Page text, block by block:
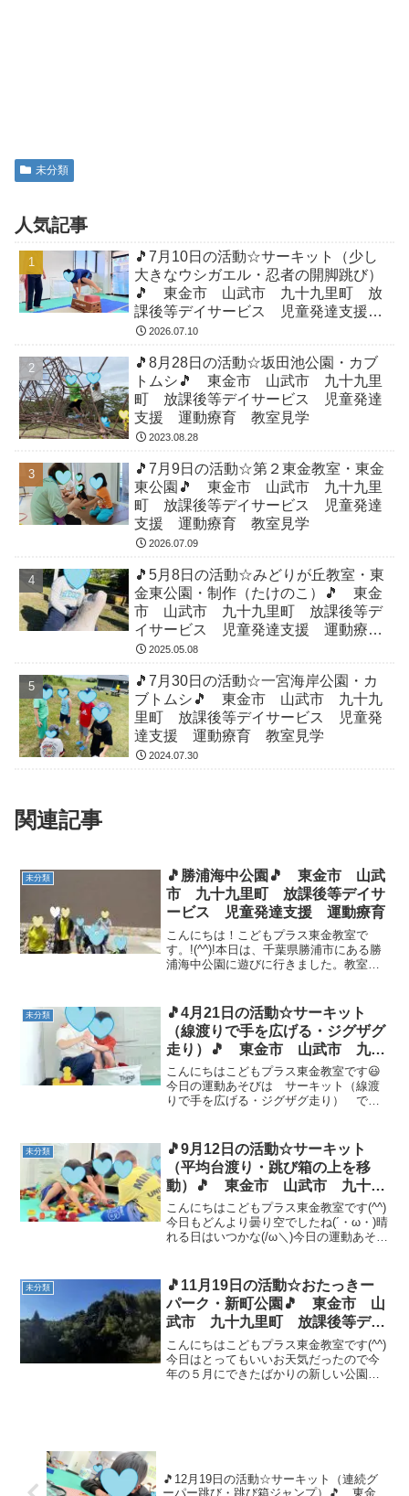
未分類
人気記事
🎵7月10日の活動☆サーキット（少し
大きなウシガエル・忍者の開脚跳び）
🎵 東金市 山武市 九十九里町 放
課後等デイサービス 児童発達支援
運動療育 教室見学
2026.07.10
🎵8月28日の活動☆坂田池公園・カブ
トムシ🎵 東金市 山武市 九十九里
町 放課後等デイサービス 児童発達
支援 運動療育 教室見学
2023.08.28
🎵7月9日の活動☆第２東金教室・東金
東公園🎵 東金市 山武市 九十九里
町 放課後等デイサービス 児童発達
支援 運動療育 教室見学
2026.07.09
🎵5月8日の活動☆みどりが丘教室・東
金東公園・制作（たけのこ）🎵 東金
市 山武市 九十九里町 放課後等デ
イサービス 児童発達支援 運動療
育 教室見学
2025.05.08
🎵7月30日の活動☆一宮海岸公園・カ
ブトムシ🎵 東金市 山武市 九十九
里町 放課後等デイサービス 児童発
達支援 運動療育 教室見学
2024.07.30
関連記事
未分類
🎵勝浦海中公園🎵 東金市 山武
市 九十九里町 放課後等デイサ
ービス 児童発達支援 運動療育
こんにちは！こどもプラス東金教室で
す。!(^^)!本日は、千葉県勝浦市にある勝
浦海中公園に遊びに行きました。教室か
が、この日を楽しみにしていたお子様た
ちから、「どんなお...
未分類
🎵4月21日の活動☆サーキット
（線渡りで手を広げる・ジグザグ
走り）🎵 東金市 山武市 九十
九里町 放課後等デイサービス
児童発達支援 運動療育 教室見
学
こんにちはこどもプラス東金教室です😃
今日の運動あそびは サーキット（線渡
りで手を広げる・ジグザグ走り） です
ジグザグに進むことができましたね(*´▽
｀*) ☆線渡りで...
未分類
🎵9月12日の活動☆サーキット
（平均台渡り・跳び箱の上を移
動）🎵 東金市 山武市 九十九
里町 放課後等デイサービス 児
童発達支援 運動療育 教室見学
こんにちはこどもプラス東金教室です(^^)
今日もどんより曇り空でしたね(´・ω・)晴
れる日はいつかな(/ω＼)今日の運動あそび
で、バランスパッドを置いた障害物バー
ジョン...
未分類
🎵11月19日の活動☆おたっきー
パーク・新町公園🎵 東金市 山
武市 九十九里町 放課後等デイ
サービス 児童発達支援 運動療
育 教室見学
こんにちはこどもプラス東金教室です(^^)
今日はとってもいいお天気だったので今
年の５月にできたばかりの新しい公園
🎵12月19日の活動☆サーキット（連続グ
ーパー跳び・跳び箱ジャンプ）🎵 東金